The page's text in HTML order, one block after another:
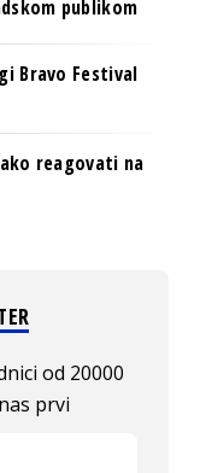
publikom
Bravo Festival
reagovati na
od 20000
prvi